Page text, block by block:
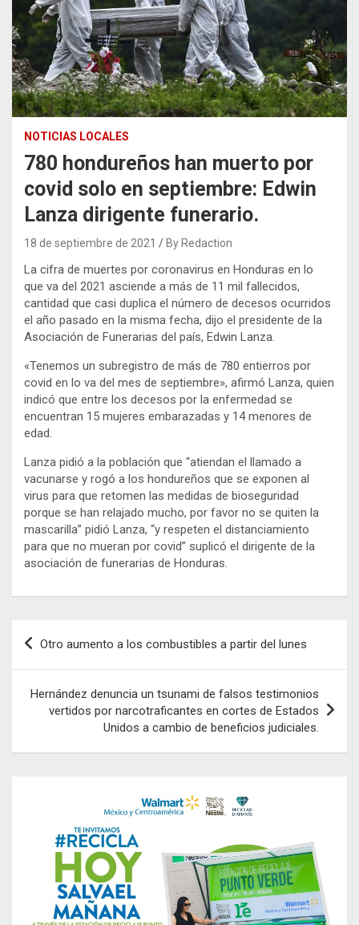
NOTICIAS LOCALES
780 hondureños han muerto por
covid solo en septiembre: Edwin
Lanza dirigente funerario.
18 de septiembre de 2021 By Redaction
La cifra de muertes por coronavirus en Honduras en lo
que va del 2021 asciende a más de 11 mil fallecidos,
cantidad que casi duplica el número de decesos ocurridos
el año pasado en la misma fecha, dijo el presidente de la
Asociación de Funerarias del país, Edwin Lanza.
«Tenemos un subregistro de más de 780 entierros por
covid en lo va del mes de septiembre», afirmó Lanza, quien
indicó que entre los decesos por la enfermedad se
encuentran 15 mujeres embarazadas y 14 menores de
edad.
Lanza pidió a la población que “atiendan el llamado a
vacunarse y rogó a los hondureños que se exponen al
virus para que retomen las medidas de bioseguridad
porque se han relajado mucho, por favor no se quiten la
mascarilla” pidió Lanza, “y respeten el distanciamiento
para que no mueran por covid” suplicó el dirigente de la
asociación de funerarias de Honduras.
Navegación
entradas
Otro aumento a los combustibles a partir del lunes
Hernández denuncia un tsunami de falsos testimonios
vertidos por narcotraficantes en cortes de Estados
Unidos a cambio de beneficios judiciales.